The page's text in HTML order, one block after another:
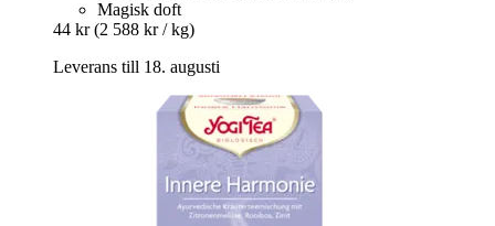
Magisk doft
44 kr (2 588 kr / kg)
Leverans till 18. augusti